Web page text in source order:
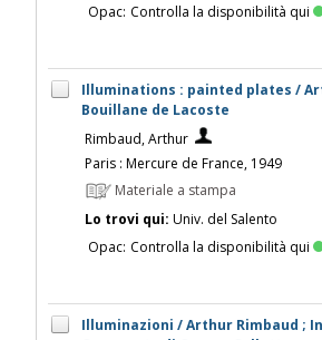
Opac: Controlla la disponibilità qui
Illuminations : painted plates /
Bouillane de Lacoste
Rimbaud, Arthur
Paris : Mercure de France, 1949
Materiale a stampa
Lo trovi qui: Univ. del Salento
Opac: Controlla la disponibilità qui
Illuminazioni / Arthur Rimbaud ;